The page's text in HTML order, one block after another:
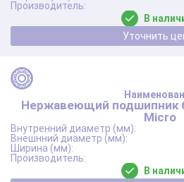
В
Нержавеющий подшипник
Micro
В